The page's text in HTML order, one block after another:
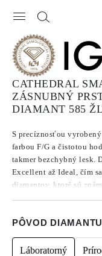
CATHEDRAL
ZÁSNUBNÝ
DIAMANT 585
S precíznosťou
farbou F/G a čistotou
takmer bezchybný lesk.
Excellent až Ideal, čím
diamantov, ktoré sú
PÔVOD DIAMANTU
Láboratorný